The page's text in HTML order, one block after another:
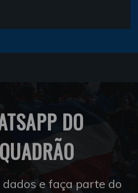
DO
dados e faça parte do